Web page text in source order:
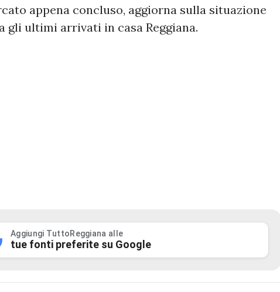
appena concluso, aggiorna sulla situazione
gli ultimi arrivati in casa Reggiana.
Aggiungi TuttoReggiana alle
tue fonti preferite su Google